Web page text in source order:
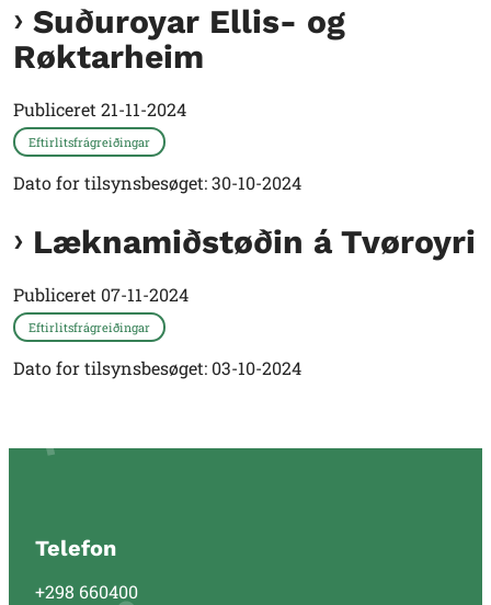
Suðuroyar Ellis- og
Røktarheim
Publiceret 21-11-2024
Eftirlitsfrágreiðingar
Dato for tilsynsbesøget: 30-10-2024
Læknamiðstøðin á Tvøroyri
Publiceret 07-11-2024
Eftirlitsfrágreiðingar
Dato for tilsynsbesøget: 03-10-2024
Telefon
+298 660400